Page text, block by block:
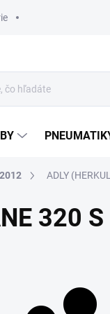
2012 ADLY
320